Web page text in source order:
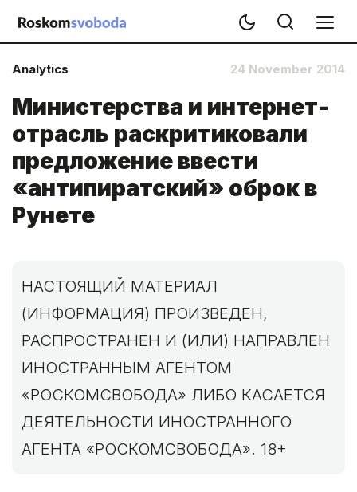
Analytics 24 November 2014
Министерства и интернет-
отрасль раскритиковали
предложение ввести
«антипиратский» оброк в
Рунете
НАСТОЯЩИЙ МАТЕРИАЛ
(ИНФОРМАЦИЯ) ПРОИЗВЕДЕН,
РАСПРОСТРАНЕН И (ИЛИ) НАПРАВЛЕН
ИНОСТРАННЫМ АГЕНТОМ
«РОСКОМСВОБОДА» ЛИБО КАСАЕТСЯ
ДЕЯТЕЛЬНОСТИ ИНОСТРАННОГО
АГЕНТА «РОСКОМСВОБОДА». 18+